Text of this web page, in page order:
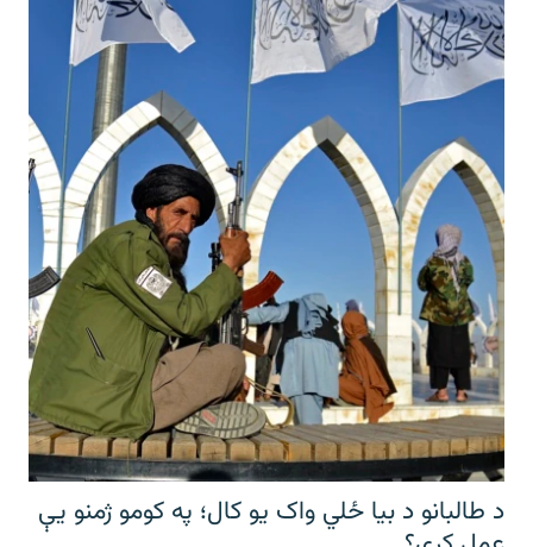
د طالبانو د بیا ځلي واک یو کال؛ په کومو ژمنو یې